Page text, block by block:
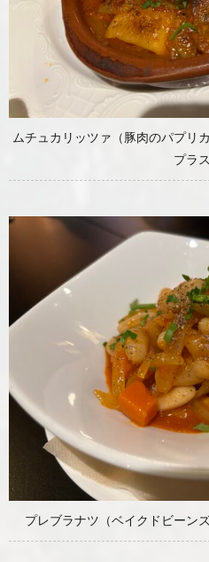
ムチュカリッツァ（豚肉のパプリ
プラス
プレブラナツ（ベイクドビーン